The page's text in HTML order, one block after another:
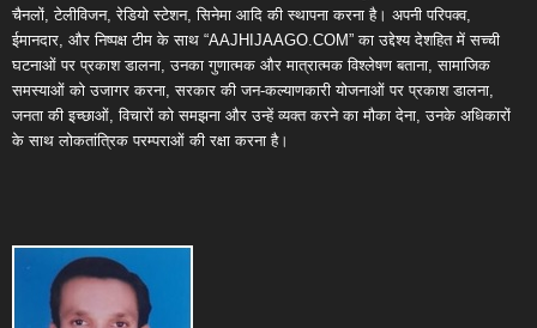
चैनलों, टेलीविजन, रेडियो स्टेशन, सिनेमा आदि की स्थापना करना है। अपनी परिपक्व,
ईमानदार, और निष्पक्ष टीम के साथ “AAJHIJAAGO.COM” का उद्देश्य देशहित में सच्ची
घटनाओं पर प्रकाश डालना, उनका गुणात्मक और मात्रात्मक विश्लेषण बताना, सामाजिक
समस्याओं को उजागर करना, सरकार की जन-कल्याणकारी योजनाओं पर प्रकाश डालना,
जनता की इच्छाओं, विचारों को समझना और उन्हें व्यक्त करने का मौका देना, उनके अधिकारों
के साथ लोकतांत्रिक परम्पराओं की रक्षा करना है।